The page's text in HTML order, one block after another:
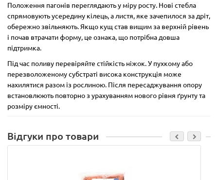
Положення пагонів переглядають у міру росту. Нові стебла
спрямовують усередину кілець, а листя, яке зачепилося за дріт,
обережно звільняють. Якщо кущ став вищим за верхній рівень
і почав втрачати форму, це ознака, що потрібна довша
підтримка.
Під час поливу перевіряйте стійкість ніжок. У пухкому або
перезволоженому субстраті висока конструкція може
нахилятися разом із рослиною. Після пересаджування опору
встановлюють повторно з урахуванням нового рівня ґрунту та
розміру ємності.
Відгуки про товари